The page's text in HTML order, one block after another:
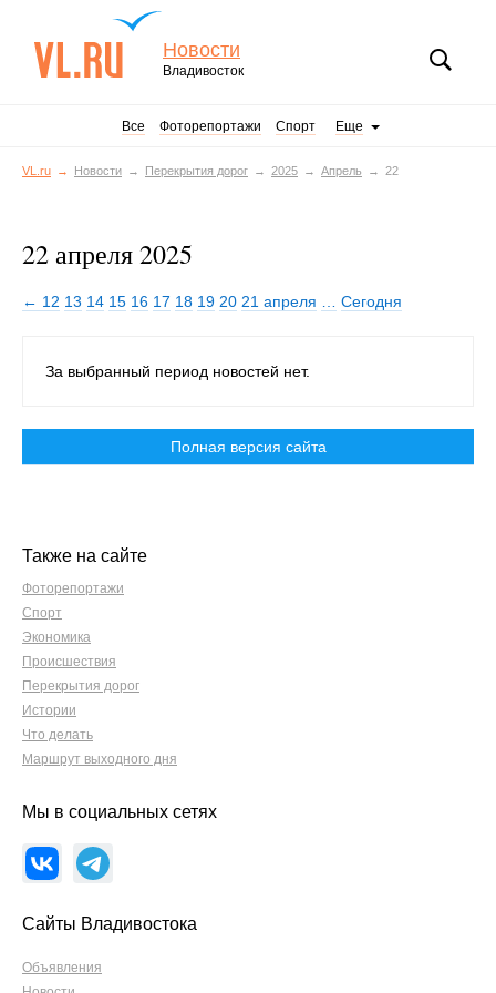
Новости
Владивосток
Все Фоторепортажи Спорт Еще
VL.ru Новости Перекрытия дорог 2025 Апрель 22
22 апреля 2025
← 12 13 14 15 16 17 18 19 20 21 апреля Сегодня
За выбранный период новостей нет.
Полная версия сайта
Также на сайте
Фоторепортажи
Спорт
Экономика
Происшествия
Перекрытия дорог
Истории
Что делать
Маршрут выходного дня
Мы в социальных сетях
Сайты Владивостока
Объявления